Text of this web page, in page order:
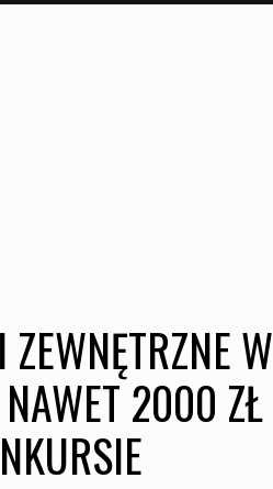
W
2000 ZŁ